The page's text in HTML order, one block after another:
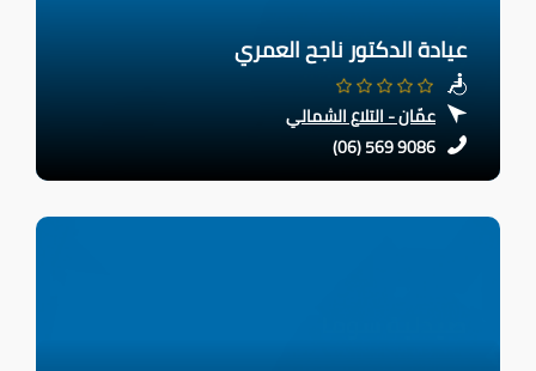
عيادة الدكتور ناجح العمري
عمّان - التلاع الشمالي
(06) 569 9086